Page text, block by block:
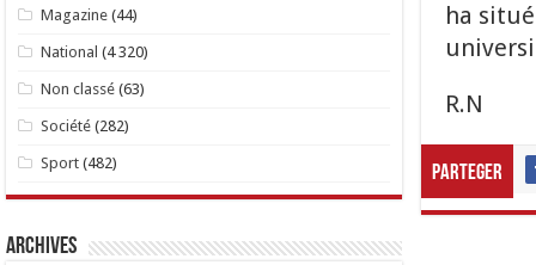
ha
R.N
Parteger
Magazine (44)
National (4 320)
Non classé (63)
Société (282)
Sport (482)
Archives